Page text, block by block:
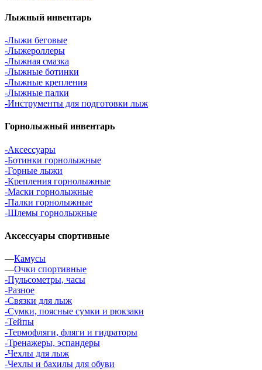
Лыжный инвентарь
-Лыжи беговые
-Лыжероллеры
-Лыжная смазка
-Лыжные ботинки
-Лыжные крепления
-Лыжные палки
-Инструменты для подготовки лыж
Горнолыжный инвентарь
-Аксессуары
-Ботинки горнолыжные
-Горные лыжи
-Крепления горнолыжные
-Маски горнолыжные
-Палки горнолыжные
-Шлемы горнолыжные
Аксессуары спортивные
—Камусы
—Очки спортивные
-Пульсометры, часы
-Разное
-Связки для лыж
-Сумки, поясные сумки и рюкзаки
-Тейпы
-Термофляги, фляги и гидраторы
-Тренажеры, эспандеры
-Чехлы для лыж
-Чехлы и бахилы для обуви